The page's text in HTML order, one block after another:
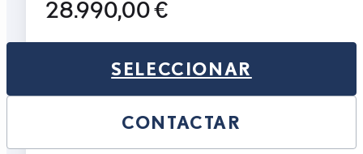
28.990,00 €
SELECCIONAR
CONTACTAR